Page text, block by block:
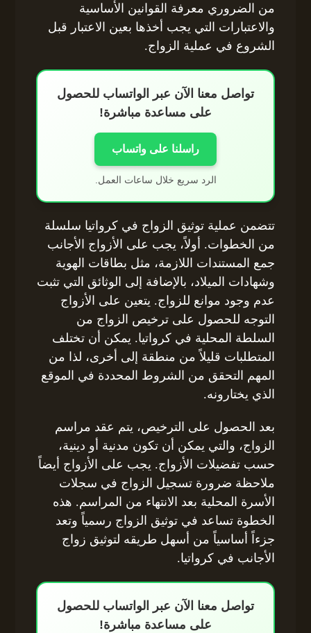
من الضروري معرفة القوانين الأساسية
والاعتبارات التي يجب أخذها بعين الاعتبار قبل
الشروع في عملية الزواج.
تواصل معنا الآن عبر الواتساب للحصول
على مساعدة مباشرة!
راسلنا على واتساب
الرد سريع خلال ساعات العمل.
تتضمن عملية توثيق الزواج في كرواتيا سلسلة
من الخطوات. أولاً، يجب على الأزواج الأجانب
جمع المستندات اللازمة، مثل بطاقات الهوية
وشهادات الميلاد، بالإضافة إلى الوثائق التي تثبت
عدم وجود موانع للزواج. يتعين على الأزواج
التوجه للحصول على ترخيص الزواج من
السلطة المحلية في كرواتيا. يمكن أن تختلف
المتطلبات قليلاً من منطقة إلى أخرى، لذا من
المهم التحقق من الشروط المحددة في الموقع
الذي يختارونه.
بعد الحصول على الترخيص، يتم عقد مراسم
الزواج، والتي يمكن أن تكون مدنية أو دينية،
حسب تفضيلات الأزواج. يجب على الأزواج أيضاً
ملاحظة ضرورة تسجيل الزواج في سجلات
الأسرة المحلية بعد الانتهاء من المراسم. هذه
الخطوة تساعد في توثيق الزواج رسمياً وتعد
جزءاً أساسياً من أسهل طريقه لتوثيق زواج
الأجانب في كرواتيا.
تواصل معنا الآن عبر الواتساب للحصول
على مساعدة مباشرة!